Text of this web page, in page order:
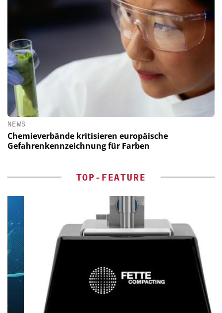
NEWS
Chemieverbände kritisieren europäische
Gefahrenkennzeichnung für Farben
TOP-FEATURE